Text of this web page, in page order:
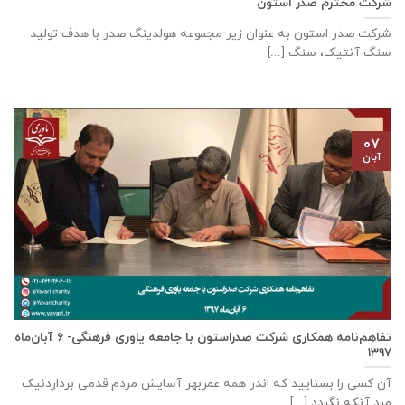
شرکت صدر استون به عنوان زیر مجموعه هولدینگ صدر با هدف تولید
سنگ آنتیک، سنگ [...]
تفاهم‌نامه همکاری شرکت صدراستون با جامعه یاوری فرهنگی- ۶ آبان‌ماه
۱۳۹۷
آن کسی را بستایید که اندر همه عمربهر آسایش مردم قدمی برداردنیک
۰۷
آبان